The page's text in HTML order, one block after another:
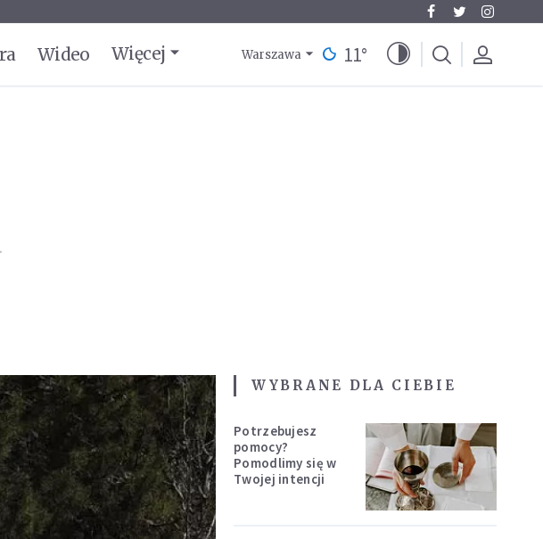
Wideo Więcej Warszawa 11°
WYBRANE DLA CIEBIE
Potrzebujesz
pomocy?
Pomodlimy się w
Twojej intencji